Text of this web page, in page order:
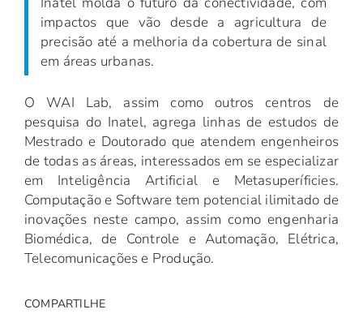
impactos que vão desde a agricultura de
precisão até a melhoria da cobertura de sinal
em áreas urbanas.
O WAI Lab, assim como outros centros de
pesquisa do Inatel, agrega linhas de estudos de
Mestrado e Doutorado que atendem engenheiros
de todas as áreas, interessados em se especializar
em Inteligência Artificial e Metasuperíficies.
Computação e Software tem potencial ilimitado de
inovações neste campo, assim como engenharia
Biomédica, de Controle e Automação, Elétrica,
Telecomunicações e Produção.
COMPARTILHE